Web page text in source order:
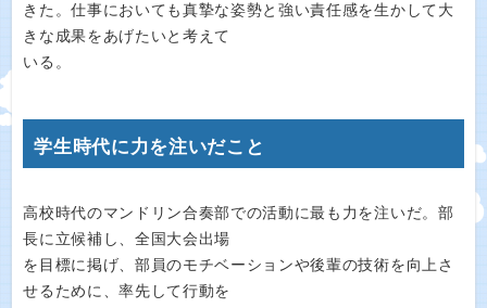
きた。仕事においても真摯な姿勢と強い責任感を生かして大
きな成果をあげたいと考えて
いる。
学生時代に力を注いだこと
高校時代のマンドリン合奏部での活動に最も力を注いだ。部
長に立候補し、全国大会出場
を目標に掲げ、部員のモチベーションや後輩の技術を向上さ
せるために、率先して行動を